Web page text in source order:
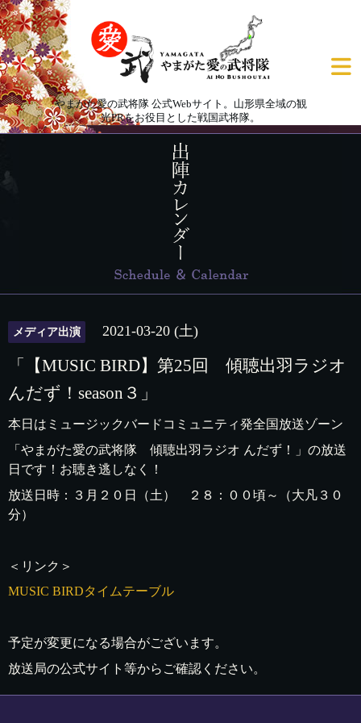
やまがた愛の武将隊 公式Webサイト。山形県全域の観
光PRをお役目とした戦国武将隊。
メディア出演 2021-03-20 (土)
「【MUSIC BIRD】第25回 傾聴出羽ラジオ
んだず！season３」
本日はミュージックバードコミュニティ発全国放送ゾーン
「やまがた愛の武将隊 傾聴出羽ラジオ んだず！」の放送
日です！お聴き逃しなく！
放送日時：３月２０日（土） ２８：００頃～（大凡３０
分）
＜リンク＞
MUSIC BIRDタイムテーブル
予定が変更になる場合がございます。
放送局の公式サイト等からご確認ください。